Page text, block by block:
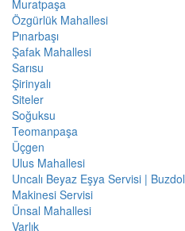
Muratpaşa
Özgürlük Mahallesi
Pınarbaşı
Şafak Mahallesi
Sarısu
Şirinyalı
Siteler
Soğuksu
Teomanpaşa
Üçgen
Ulus Mahallesi
Uncalı Beyaz Eşya Servisi |
Makinesi Servisi
Ünsal Mahallesi
Varlık